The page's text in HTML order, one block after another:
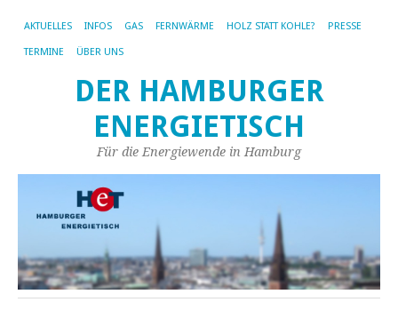
AKTUELLES INFOS GAS FERNWÄRME HOLZ STATT KOHLE? PRESSE
TERMINE ÜBER UNS
DER HAMBURGER
ENERGIETISCH
Für die Energiewende in Hamburg